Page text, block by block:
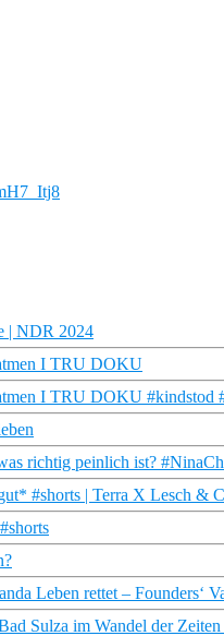
| NDR 2024
I TRU DOKU
I TRU DOKU #kindstod
richtig peinlich ist?
#shorts | Terra X Lesch &
Leben rettet – Founders‘
Sulza im Wandel der